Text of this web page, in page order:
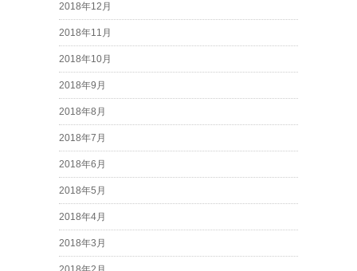
2018年12月
2018年11月
2018年10月
2018年9月
2018年8月
2018年7月
2018年6月
2018年5月
2018年4月
2018年3月